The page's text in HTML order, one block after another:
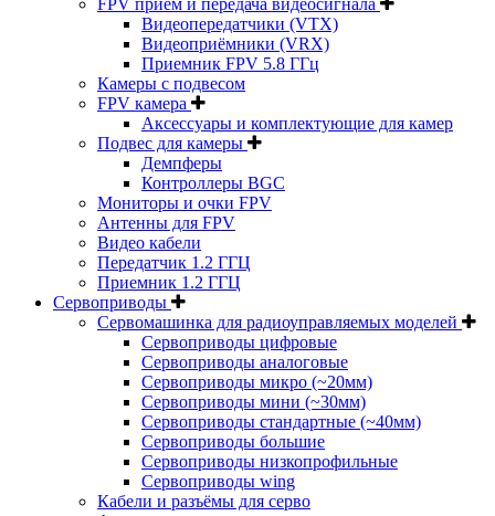
FPV прием и передача видеосигнала
Видеопередатчики (VTX)
Видеоприёмники (VRX)
Приемник FPV 5.8 ГГц
Камеры с подвесом
FPV камера
Аксессуары и комплектующие для камер
Подвес для камеры
Демпферы
Контроллеры BGC
Мониторы и очки FPV
Антенны для FPV
Видео кабели
Передатчик 1.2 ГГЦ
Приемник 1.2 ГГЦ
Сервоприводы
Сервомашинка для радиоуправляемых моделей
Сервоприводы цифровые
Сервоприводы аналоговые
Сервоприводы микро (~20мм)
Сервоприводы мини (~30мм)
Сервоприводы стандартные (~40мм)
Сервоприводы большие
Сервоприводы низкопрофильные
Сервоприводы wing
Кабели и разъёмы для серво